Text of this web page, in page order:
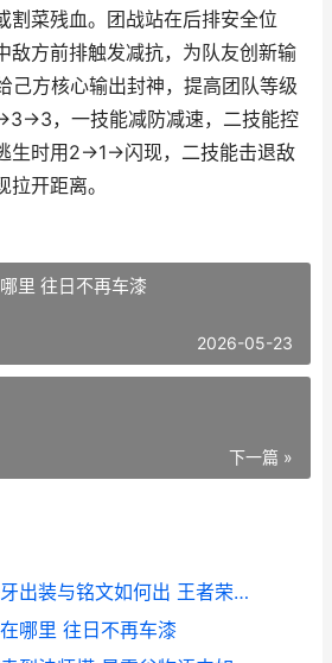
割菜残血。团战站在后排安全位
敌方前排触发减抗，为队友创新输
己方核心输出封神，提高团队等级
，一技能减防减速，二技能控
生时用2→1→闪现，二技能击退敌
开距离。
里 往日不再车漆
2026-05-23
下一篇 »
王者荣耀荣耀姜子牙出装与铭文如何出 王者荣耀姜峰
哪里 往日不再车漆